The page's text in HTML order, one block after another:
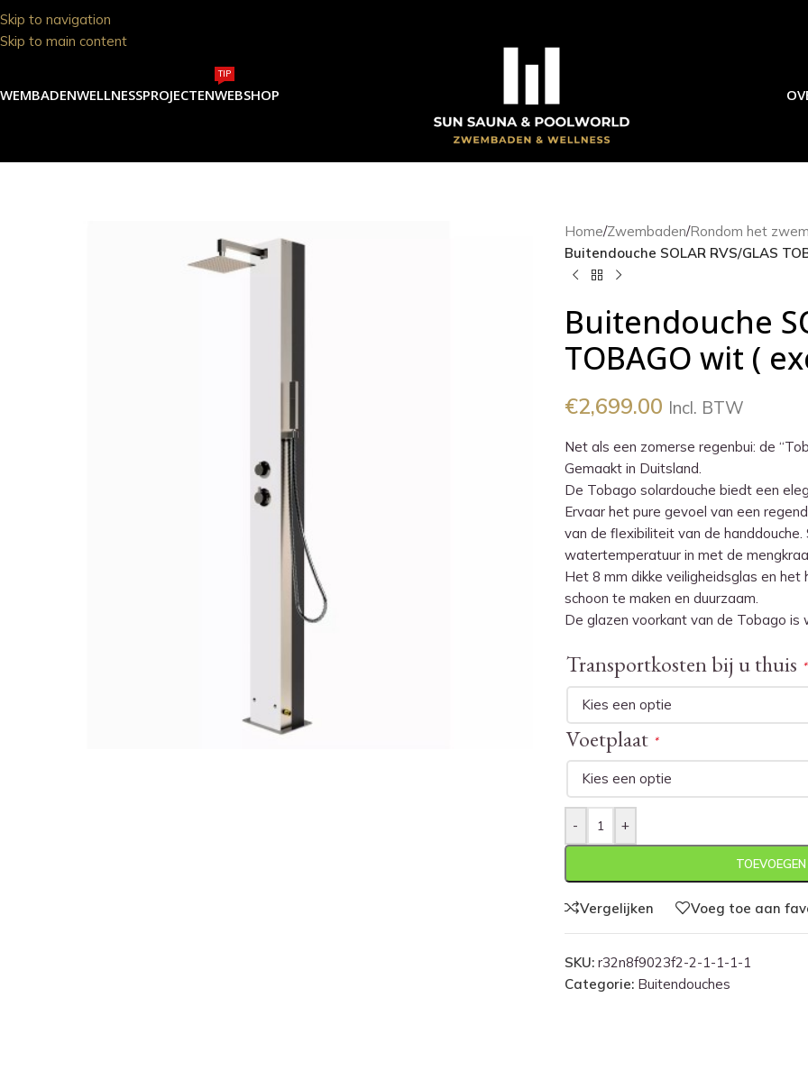
Skip to navigation
Skip to main content
WELLNESSPROJECTENWEBSHOP
TIP
Home/Zwembaden/Rondom het
Buitendouche SOLAR RVS/GLAS
Buitendouche
TOBAGO wit (
€2,699.00 Incl. BTW
Net als een zomerse regenbui: de
Gemaakt in Duitsland.
De Tobago solardouche biedt een
Ervaar het pure gevoel van een
van de flexibiliteit van de handdouche.
watertemperatuur in met de
Het 8 mm dikke veiligheidsglas en
schoon te maken en duurzaam.
De glazen voorkant van de Tobago is
Transportkosten bij u thuis *
Voetplaat *
- +
Vergelijken Voeg toe aan
SKU: r32n8f9023f2-2-1-1-1-1
Categorie: Buitendouches